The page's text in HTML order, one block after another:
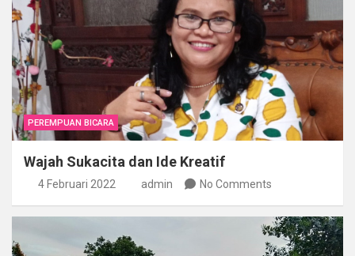
PEREMPUAN BICARA
Wajah Sukacita dan Ide Kreatif
4 Februari 2022 admin No Comments